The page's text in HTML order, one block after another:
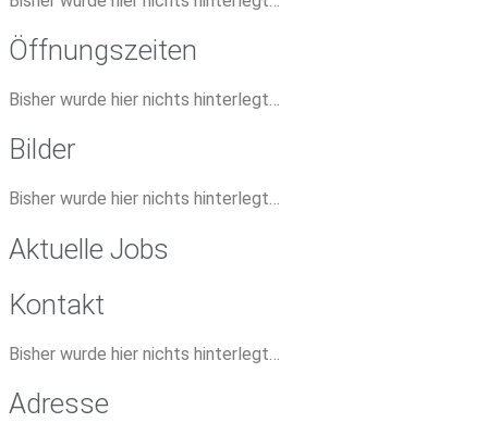
Öffnungszeiten
Bisher wurde hier nichts hinterlegt…
Bilder
Bisher wurde hier nichts hinterlegt…
Aktuelle Jobs
Kontakt
Bisher wurde hier nichts hinterlegt…
Adresse